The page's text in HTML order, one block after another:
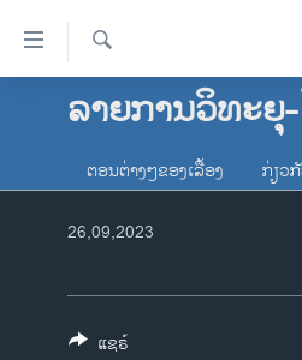
ລິ້ງ
ສຳຫລັບ
ຂ້າມ
ໂຮມເພຈ
ອາເມຣິກາ
ການເລືອກຕັ້ງ ປະທານາທີບໍດີ ສະຫະລັດ
ຂ່າວ​ຈີນ
ລາຍການວິທະຍຸ
ຕອນຕ່າງໆຂອງເລື້ອງ ກ່ຽວ
26,09,2023
ແຊຣ໌